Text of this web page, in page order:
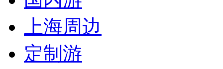
上海周边
定制游